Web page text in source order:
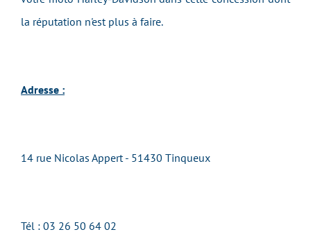
la réputation n'est plus à faire.
Adresse :
14 rue Nicolas Appert - 51430 Tinqueux
Tél : 03 26 50 64 02